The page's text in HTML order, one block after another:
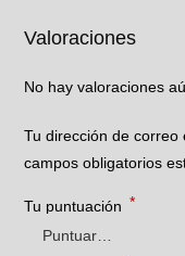
Valoraciones
No hay valoraciones
Tu dirección de correo
campos obligatorios
Tu puntuación *